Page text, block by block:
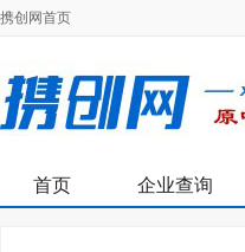
携创网首页
首页 企业查询